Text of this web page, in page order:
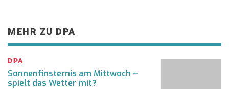
MEHR ZU DPA
DPA
Sonnenfinsternis am Mittwoch –
spielt das Wetter mit?